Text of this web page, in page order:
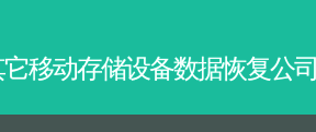
移动存储设备数据恢复公司